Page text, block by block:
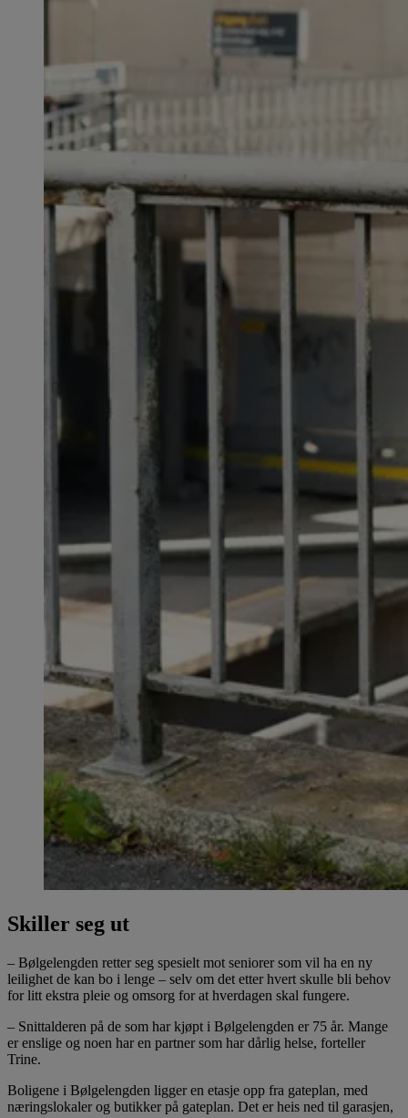
Skiller seg ut
– Bølgelengden retter seg spesielt mot seniorer som vil ha en ny
leilighet de kan bo i lenge – selv om det etter hvert skulle bli behov
for litt ekstra pleie og omsorg for at hverdagen skal fungere.
– Snittalderen på de som har kjøpt i Bølgelengden er 75 år. Mange
er enslige og noen har en partner som har dårlig helse, forteller
Trine.
Boligene i Bølgelengden ligger en etasje opp fra gateplan, med
næringslokaler og butikker på gateplan. Det er heis ned til garasjen,